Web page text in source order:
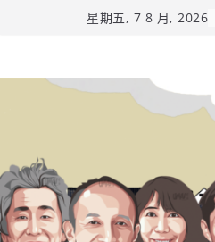
星期五, 7 8 月, 2026